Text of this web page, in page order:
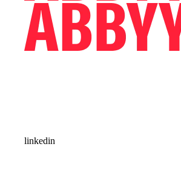
linkedin